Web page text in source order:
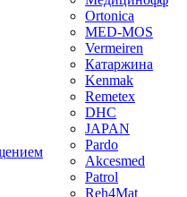
Ortonica
MED-MOS
Vermeiren
Катаржина
Kenmak
Remetex
DHC
JAPAN
Pardo
Akcesmed
Patrol
Reh4Mat